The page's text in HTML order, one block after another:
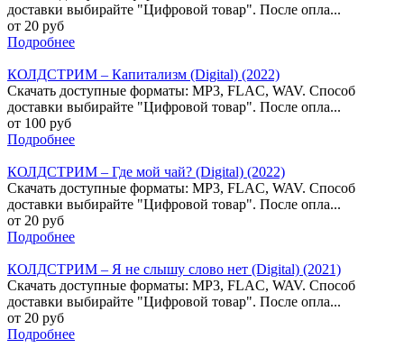
доставки выбирайте "Цифровой товар". После опла...
от 20 руб
Подробнее
КОЛДСТРИМ – Капитализм (Digital) (2022)
Скачать доступные форматы: MP3, FLAC, WAV. Способ
доставки выбирайте "Цифровой товар". После опла...
от 100 руб
Подробнее
КОЛДСТРИМ – Где мой чай? (Digital) (2022)
Скачать доступные форматы: MP3, FLAC, WAV. Способ
доставки выбирайте "Цифровой товар". После опла...
от 20 руб
Подробнее
КОЛДСТРИМ – Я не слышу слово нет (Digital) (2021)
Скачать доступные форматы: MP3, FLAC, WAV. Способ
доставки выбирайте "Цифровой товар". После опла...
от 20 руб
Подробнее